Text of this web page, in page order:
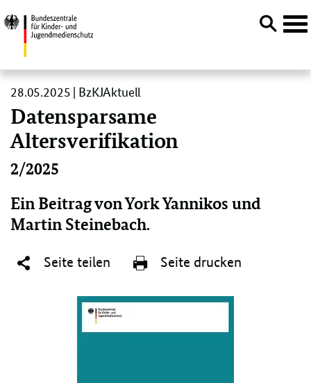
Direktlink:
28.05.2025 | BzKJAktuell
Datensparsame
Altersverifikation
2/2025
Ein Beitrag von York Yannikos und
Martin Steinebach.
Seite teilen Seite drucken